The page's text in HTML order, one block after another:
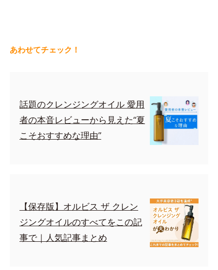
あわせてチェック！
話題のクレンジングオイル 愛用
者の本音レビューから見えた“夏
こそおすすめな理由”
【保存版】オルビス ザ クレン
ジングオイルのすべてをこの記
事で｜人気記事まとめ